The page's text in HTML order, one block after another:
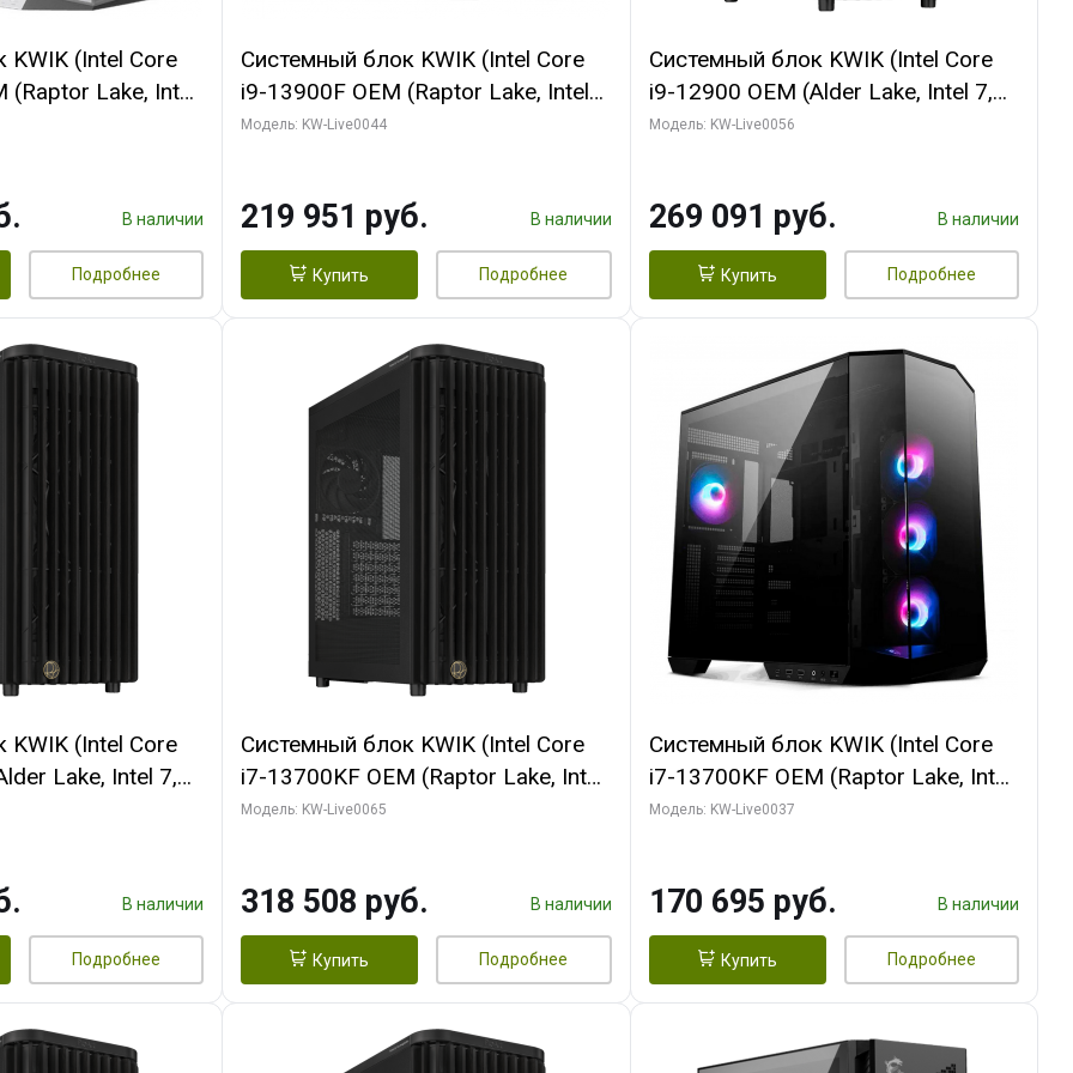
KWIK (Intel Core
(Raptor Lake, Intel
32 ГБ ОЗУ (2
В наличии
Подробнее
Системный блок KWIK (Intel Core
i9-13900F OEM (Raptor Lake, Intel
7, Efficient-co/ 32 ГБ ОЗУ (2
HD/ 512 ГБ SSD)
Модель: KW-Live0044
219 951 руб. В наличии
Купить Подробнее
Системный блок KWIK (Intel Core
i9-12900 OEM (Alder Lake, Intel 7,
C16 8EC/8PC/T2/ 64 ГБ ОЗУ (2
ТБ SSD)
Модель: KW-Live0056
269 091 руб. В наличии
Купить Подробнее
KWIK (Intel Core
Lake, Intel 7,
64 ГБ ОЗУ (2
В наличии
Подробнее
Системный блок KWIK (Intel Core
i7-13700KF OEM (Raptor Lake, Intel
7, C16 8EC/8PC/ 64 ГБ ОЗУ (2
2/ 1 ТБ SSD)
Модель: KW-Live0065
318 508 руб. В наличии
Купить Подробнее
Системный блок KWIK (Intel Core
i7-13700KF OEM (Raptor Lake, Intel
7, C16 8EC/8PC/ 32 ГБ ОЗУ (2
HDMI/ 1 ТБ SSD)
Модель: KW-Live0037
170 695 руб. В наличии
Купить Подробнее